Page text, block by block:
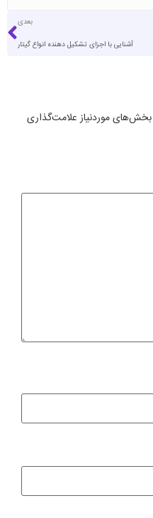
بعدی
آشنایی با اجزای تشکیل دهنده انواع گیتار
بخش‌های موردنیاز علامت‌گذاری